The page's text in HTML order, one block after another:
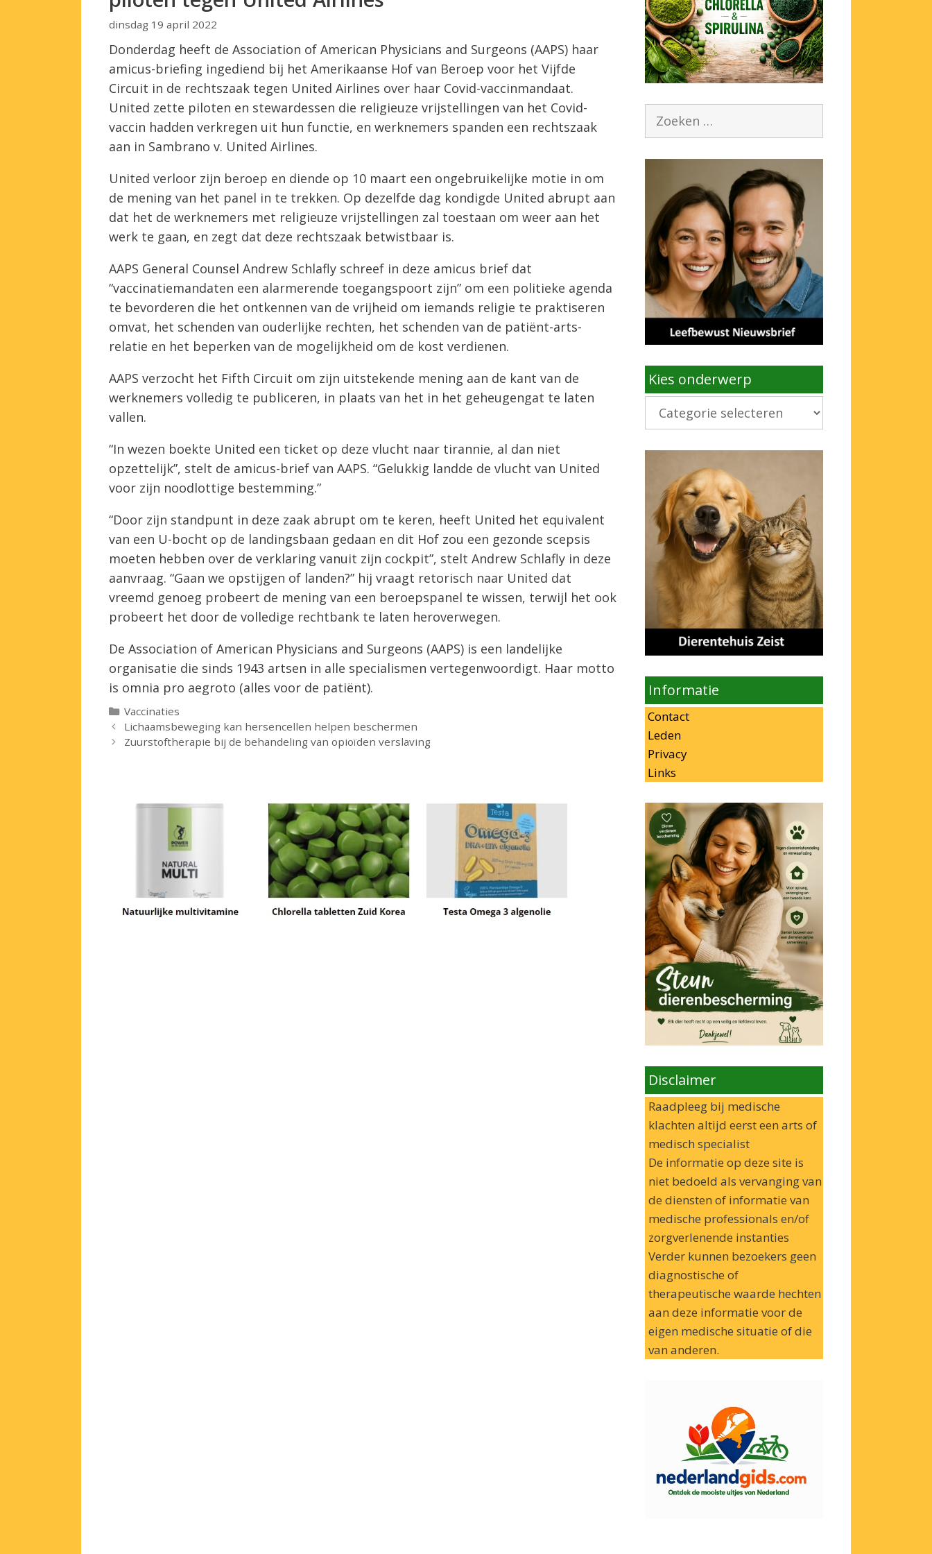
dinsdag 19 april 2022
Donderdag heeft de Association of American Physicians and Surgeons (AAPS) haar
amicus-briefing ingediend bij het Amerikaanse Hof van Beroep voor het Vijfde
Circuit in de rechtszaak tegen United Airlines over haar Covid-vaccinmandaat.
United zette piloten en stewardessen die religieuze vrijstellingen van het Covid-
vaccin hadden verkregen uit hun functie, en werknemers spanden een rechtszaak
aan in Sambrano v. United Airlines.
United verloor zijn beroep en diende op 10 maart een ongebruikelijke motie in om
de mening van het panel in te trekken. Op dezelfde dag kondigde United abrupt aan
dat het de werknemers met religieuze vrijstellingen zal toestaan ​​​​om weer aan het
werk te gaan, en zegt dat deze rechtszaak betwistbaar is.
AAPS General Counsel Andrew Schlafly schreef in deze amicus brief dat
“vaccinatiemandaten een alarmerende toegangspoort zijn” om een ​​politieke agenda
te bevorderen die het ontkennen van de vrijheid om iemands religie te praktiseren
omvat, het schenden van ouderlijke rechten, het schenden van de patiënt-arts-
relatie en het beperken van de mogelijkheid om de kost verdienen.
AAPS verzocht het Fifth Circuit om zijn uitstekende mening aan de kant van de
werknemers volledig te publiceren, in plaats van het in het geheugengat te laten
vallen.
“In wezen boekte United een ticket op deze vlucht naar tirannie, al dan niet
opzettelijk”, stelt de amicus-brief van AAPS. “Gelukkig landde de vlucht van United
voor zijn noodlottige bestemming.”
“Door zijn standpunt in deze zaak abrupt om te keren, heeft United het equivalent
van een U-bocht op de landingsbaan gedaan en dit Hof zou een gezonde scepsis
moeten hebben over de verklaring vanuit zijn cockpit”, stelt Andrew Schlafly in deze
aanvraag. “Gaan we opstijgen of landen?” hij vraagt ​​retorisch naar United dat
vreemd genoeg probeert de mening van een beroepspanel te wissen, terwijl het ook
probeert het door de volledige rechtbank te laten heroverwegen.
De Association of American Physicians and Surgeons (AAPS) is een landelijke
organisatie die sinds 1943 artsen in alle specialismen vertegenwoordigt. Haar motto
is omnia pro aegroto (alles voor de patiënt).
Categorieën
Vaccinaties
Lichaamsbeweging kan hersencellen helpen beschermen
Zuurstoftherapie bij de behandeling van opioïden verslaving
Zoek
Kies onderwerp
Kies
onderwerp
Informatie
Contact
Leden
Privacy
Links
Disclaimer
Raadpleeg bij medische
klachten altijd eerst een arts of
medisch specialist
De informatie op deze site is
niet bedoeld als vervanging van
de diensten of informatie van
medische professionals en/of
zorgverlenende instanties
Verder kunnen bezoekers geen
diagnostische of
therapeutische waarde hechten
aan deze informatie voor de
eigen medische situatie of die
van anderen.